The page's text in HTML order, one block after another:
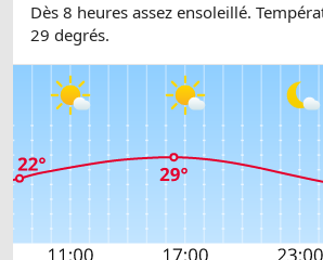
Dès 8 heures assez ensoleillé.
29 degrés.